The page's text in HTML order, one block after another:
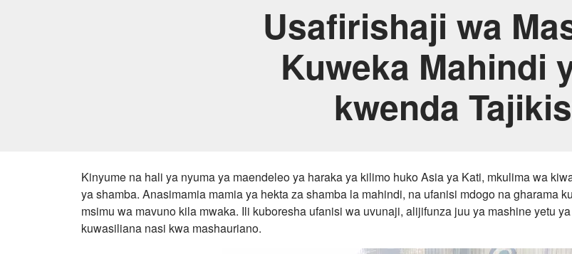
Usafirishaji wa
Kuweka Mahindi
kwenda
Kinyume na hali ya nyuma ya maendeleo ya haraka ya kilimo huko Asia ya Kati, mkulima wa
ya shamba. Anasimamia mamia ya hekta za shamba la mahindi, na ufanisi mdogo na gharama
msimu wa mavuno kila mwaka. Ili kuboresha ufanisi wa uvunaji, alijifunza juu ya mashine yetu
kuwasiliana nasi kwa mashauriano.